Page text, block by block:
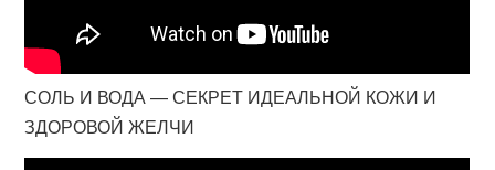
СОЛЬ И ВОДА — СЕКРЕТ ИДЕАЛЬНОЙ КОЖИ И
ЗДОРОВОЙ ЖЕЛЧИ